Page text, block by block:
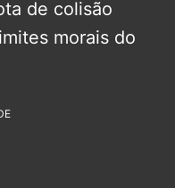
de colisão
morais do